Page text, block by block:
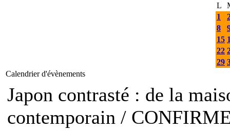
L
1
8
15
22
29
Calendrier d'évènements
Japon contrasté : de la
contemporain /